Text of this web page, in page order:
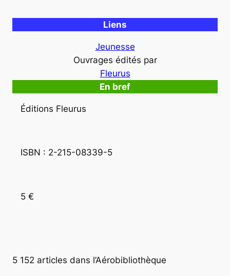
Liens
Jeunesse
Ouvrages édités par
Fleurus
En bref
Éditions Fleurus
ISBN : 2-215-08339-5
5 €
5 152 articles dans l’Aérobibliothèque